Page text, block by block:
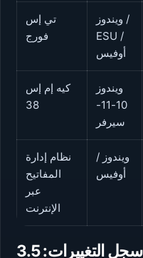
تي إس
فورج
ويندوز /
ESU /
أوفيس
كيه إم إس
38
ويندوز
10-11-
سيرفر
نظام إدارة
المفاتيح
عبر
الإنترنت
ويندوز /
أوفيس
سجل التغييرات: 3.5